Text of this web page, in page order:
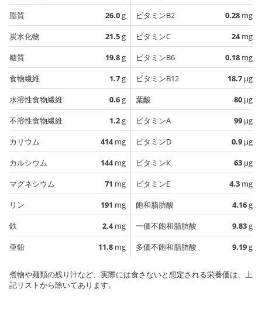
脂質
26.0g
炭水化物
21.5g
糖質
19.8g
食物繊維
1.7g
水溶性食物繊維
0.6g
不溶性食物繊維
1.2g
カリウム
414mg
カルシウム
144mg
マグネシウム
71 mg
リン
191 mg
鉄
2.4mg
亜鉛
11.8 mg
ビタミンB2
0.28 mg
ビタミンC
24mg
ビタミンB6
0.18 mg
ビタミンB12
18.7 µg
葉酸
80 µg
ビタミンA
99 µg
ビタミンD
0.9 µg
ビタミンK
63 µg
ビタミンE
4.3 mg
飽和脂肪酸
4.16g
一価不飽和脂肪酸
9.83g
多価不飽和脂肪酸
9.19g
煮物や麺類の残り汁など、実際には食さないと想定される栄養価は、上
記リストから除いてあります。